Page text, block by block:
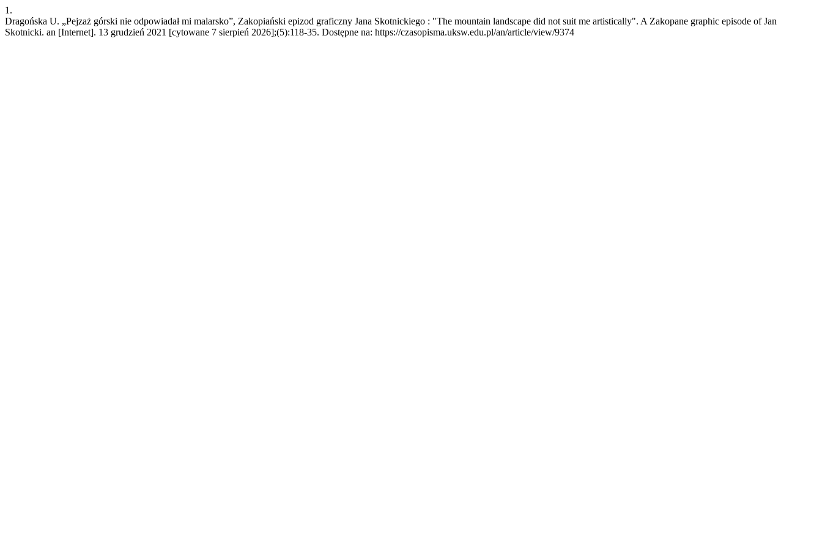
1.
Dragońska U. „Pejzaż górski nie odpowiadał mi malarsko”, Zakopiański epizod graficzny Jana Skotnickiego : "The mountain landscape did not suit me artistically". A Zakopane graphic episode of Jan
Skotnicki. an [Internet]. 13 grudzień 2021 [cytowane 7 sierpień 2026];(5):118-35. Dostępne na: https://czasopisma.uksw.edu.pl/an/article/view/9374